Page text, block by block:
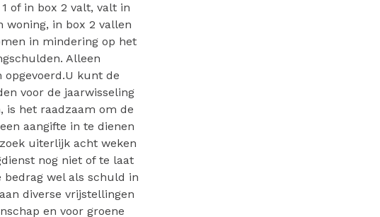
of in box 2 valt, valt in
woning, in box 2 vallen
in mindering op het
Alleen
kunt de
voor de jaarwisseling
is het raadzaam om de
aangifte in te dienen
uiterlijk acht weken
nog niet of te laat
bedrag wel als schuld in
diverse vrijstellingen
en voor groene